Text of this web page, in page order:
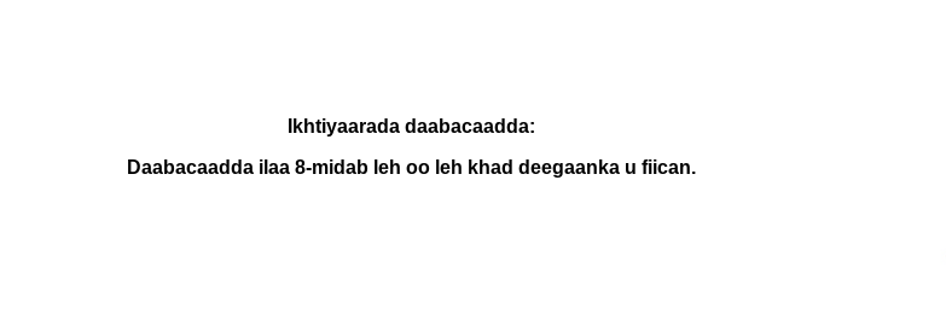
Ikhtiyaarada daabacaadda:
Daabacaadda ilaa 8-midab leh oo leh khad deegaanka u fiican.